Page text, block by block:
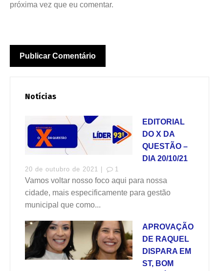
próxima vez que eu comentar.
Notícias
EDITORIAL
DO X DA
QUESTÃO –
DIA 20/10/21
20 de outubro de 2021 | 1
Vamos voltar nosso foco aqui para nossa
cidade, mais especificamente para gestão
municipal que como...
APROVAÇÃO
DE RAQUEL
DISPARA EM
ST, BOM